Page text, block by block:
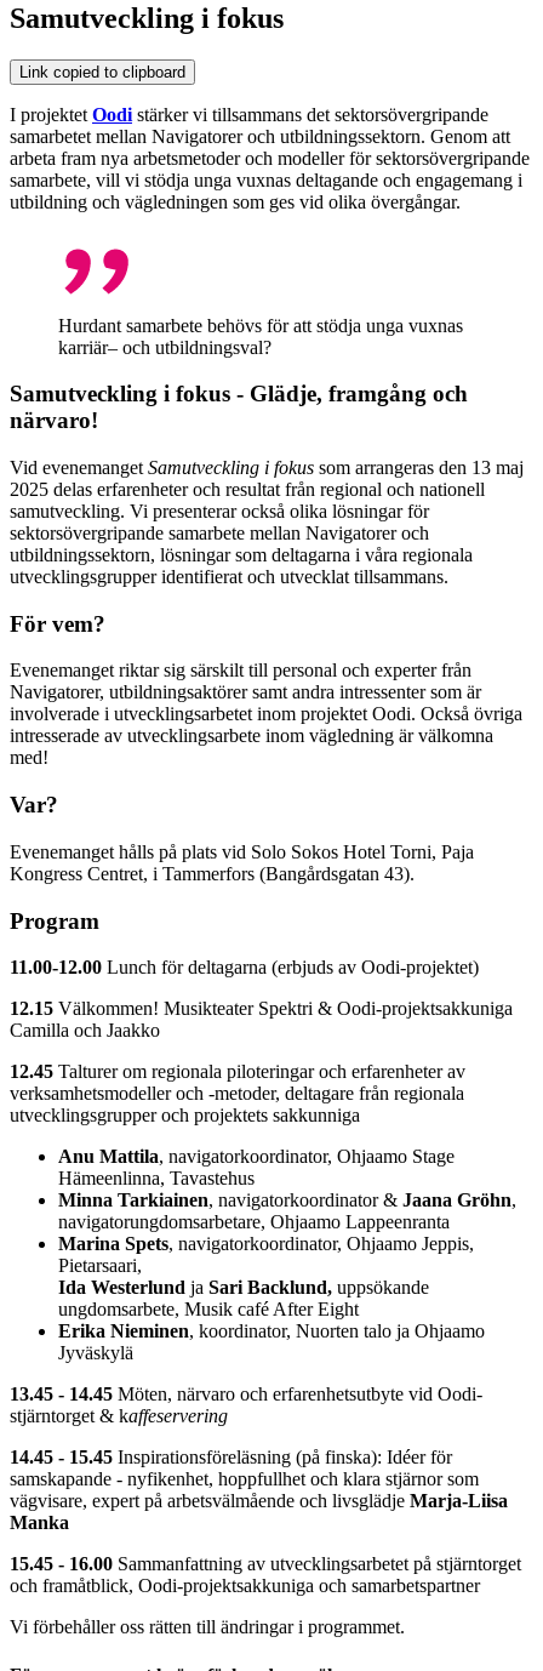
Samutveckling i fokus
Link copied to clipboard
I projektet Oodi stärker vi tillsammans det sektorsövergripande
samarbetet mellan Navigatorer och utbildningssektorn. Genom att
arbeta fram nya arbetsmetoder och modeller för sektorsövergripande
samarbete, vill vi stödja unga vuxnas deltagande och engagemang i
utbildning och vägledningen som ges vid olika övergångar.
Hurdant samarbete behövs för att stödja unga vuxnas
karriär– och utbildningsval?
Samutveckling i fokus - Glädje, framgång och
närvaro!
Vid evenemanget Samutveckling i fokus som arrangeras den 13 maj
2025 delas erfarenheter och resultat från regional och nationell
samutveckling. Vi presenterar också olika lösningar för
sektorsövergripande samarbete mellan Navigatorer och
utbildningssektorn, lösningar som deltagarna i våra regionala
utvecklingsgrupper identifierat och utvecklat tillsammans.
För vem?
Evenemanget riktar sig särskilt till personal och experter från
Navigatorer, utbildningsaktörer samt andra intressenter som är
involverade i utvecklingsarbetet inom projektet Oodi. Också övriga
intresserade av utvecklingsarbete inom vägledning är välkomna
med!
Var?
Evenemanget hålls på plats vid Solo Sokos Hotel Torni, Paja
Kongress Centret, i Tammerfors (Bangårdsgatan 43).
Program
11.00-12.00 Lunch för deltagarna (erbjuds av Oodi-projektet)
12.15 Välkommen! Musikteater Spektri & Oodi-projektsakkuniga
Camilla och Jaakko
12.45 Talturer om regionala piloteringar och erfarenheter av
verksamhetsmodeller och -metoder, deltagare från regionala
utvecklingsgrupper och projektets sakkunniga
Anu Mattila, navigatorkoordinator, Ohjaamo Stage
Hämeenlinna, Tavastehus
Minna Tarkiainen, navigatorkoordinator & Jaana Gröhn,
navigatorungdomsarbetare, Ohjaamo Lappeenranta
Marina Spets, navigatorkoordinator, Ohjaamo Jeppis,
Pietarsaari,
Ida Westerlund ja Sari Backlund, uppsökande
ungdomsarbete, Musik café After Eight
Erika Nieminen, koordinator, Nuorten talo ja Ohjaamo
Jyväskylä
13.45 - 14.45 Möten, närvaro och erfarenhetsutbyte vid Oodi-
stjärntorget & kaffeservering
14.45 - 15.45 Inspirationsföreläsning (på finska): Idéer för
samskapande - nyfikenhet, hoppfullhet och klara stjärnor som
vägvisare, expert på arbetsvälmående och livsglädje Marja-Liisa
Manka
15.45 - 16.00 Sammanfattning av utvecklingsarbetet på stjärntorget
och framåtblick, Oodi-projektsakkuniga och samarbetspartner
Vi förbehåller oss rätten till ändringar i programmet.